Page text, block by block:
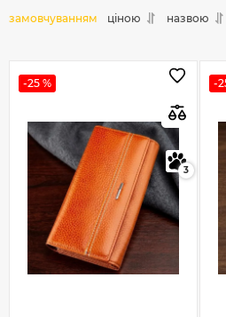
замовчуванням ціною назвою
-25 %
3
-